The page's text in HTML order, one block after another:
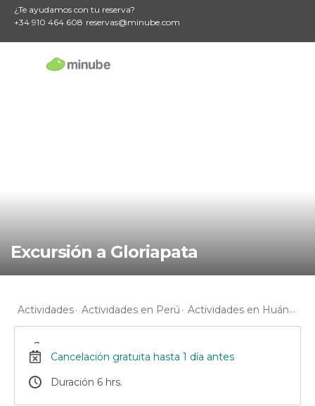
¿Te ayudamos con tu reserva?
+34 910 464 608 reservas@minube.com
Excursión a Gloriapata
Actividades Actividades en Perú Actividades en Huánuco
Cancelación gratuita hasta 1 día antes
Duración 6 hrs.